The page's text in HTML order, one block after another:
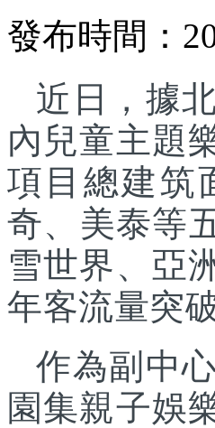
發布時間：
近日，據
內兒童主題
項目總建筑
奇、美泰等
雪世界、亞
年客流量突
作為副中
園集親子娛